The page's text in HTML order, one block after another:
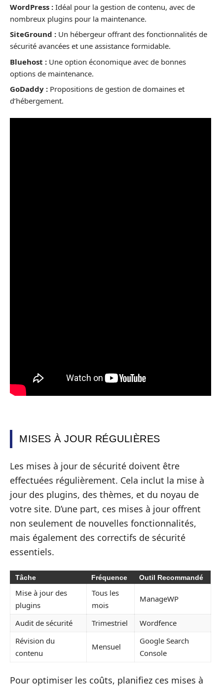
WordPress : Idéal pour la gestion de contenu, avec de
nombreux plugins pour la maintenance.
SiteGround : Un hébergeur offrant des fonctionnalités de
sécurité avancées et une assistance formidable.
Bluehost : Une option économique avec de bonnes
options de maintenance.
GoDaddy : Propositions de gestion de domaines et
d’hébergement.
MISES À JOUR RÉGULIÈRES
Les mises à jour de sécurité doivent être
effectuées régulièrement. Cela inclut la mise à
jour des plugins, des thèmes, et du noyau de
votre site. D’une part, ces mises à jour offrent
non seulement de nouvelles fonctionnalités,
mais également des correctifs de sécurité
essentiels.
Tâche Fréquence Outil Recommandé
Mise à jour des
plugins
Tous les
mois
ManageWP
Audit de sécurité Trimestriel
Wordfence
Révision du
contenu
Mensuel
Google Search
Console
Pour optimiser les coûts, planifiez ces mises à